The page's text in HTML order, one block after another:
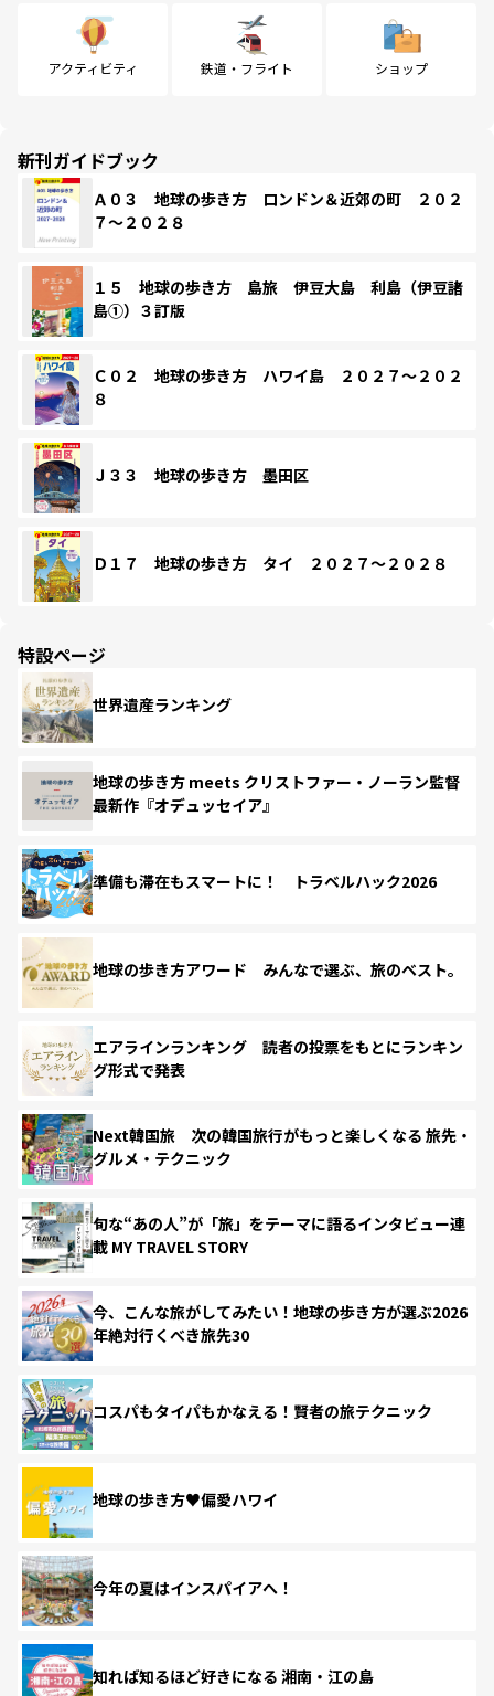
アクティビティ 鉄道・フライト ショップ
新刊ガイドブック
Ａ０３ 地球の歩き方 ロンドン＆近郊の町 ２０２
７～２０２８
１５ 地球の歩き方 島旅 伊豆大島 利島（伊豆諸
島①）３訂版
Ｃ０２ 地球の歩き方 ハワイ島 ２０２７～２０２
８
Ｊ３３ 地球の歩き方 墨田区
Ｄ１７ 地球の歩き方 タイ ２０２７～２０２８
特設ページ
世界遺産ランキング
地球の歩き方 meets クリストファー・ノーラン監督
最新作『オデュッセイア』
準備も滞在もスマートに！ トラベルハック2026
地球の歩き方アワード みんなで選ぶ、旅のベスト。
エアラインランキング 読者の投票をもとにランキン
グ形式で発表
Next韓国旅 次の韓国旅行がもっと楽しくなる 旅先・
グルメ・テクニック
旬な“あの人”が「旅」をテーマに語るインタビュー連
載 MY TRAVEL STORY
今、こんな旅がしてみたい！地球の歩き方が選ぶ2026
年絶対行くべき旅先30
コスパもタイパもかなえる！賢者の旅テクニック
地球の歩き方♥偏愛ハワイ
今年の夏はインスパイアへ！
知れば知るほど好きになる 湘南・江の島